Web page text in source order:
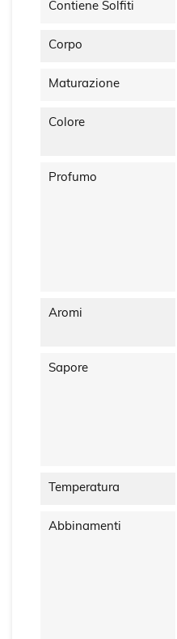
Contiene Solfiti
Corpo
Maturazione
Colore
Profumo
Aromi
Sapore
Temperatura
Abbinamenti